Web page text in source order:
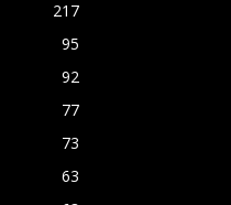
217
95
92
77
73
63